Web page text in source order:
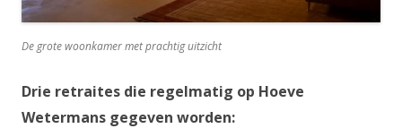
De grote woonkamer met prachtig uitzicht
Drie retraites die regelmatig op Hoeve
Wetermans gegeven worden: